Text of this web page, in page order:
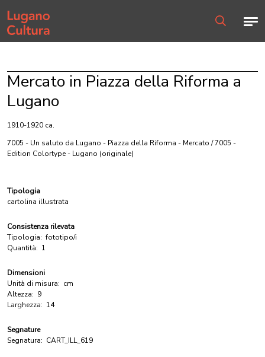
Home page
Mercato in Piazza della Riforma a
Lugano
1910-1920 ca.
7005 - Un saluto da Lugano - Piazza della Riforma - Mercato / 7005 -
Edition Colortype - Lugano (originale)
Tipologia
cartolina illustrata
Consistenza rilevata
Tipologia: fototipo/i
Quantità: 1
Dimensioni
Unità di misura: cm
Altezza: 9
Larghezza: 14
Segnature
Segnatura: CART_ILL_619